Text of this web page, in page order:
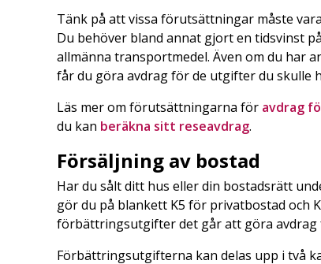
Tänk på att vissa förutsättningar måste
Du behöver bland annat gjort en tidsvinst
allmänna transportmedel. Även om du har
får du göra avdrag för de utgifter du skulle
Läs mer om förutsättningarna för avdrag
du kan beräkna sitt reseavdrag.
Försäljning av bostad
Har du sålt ditt hus eller din bostadsrätt
gör du på blankett K5 för privatbostad och
förbättringsutgifter det går att göra avdrag
Förbättringsutgifterna kan delas upp i två